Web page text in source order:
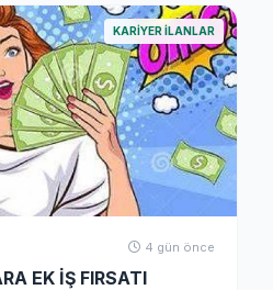
KARIYER ILANLAR
4 gün önce
EK İŞ FIRSATI